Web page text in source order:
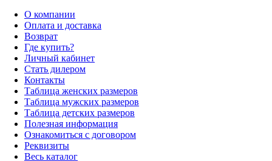
О компании
Оплата и доставка
Возврат
Где купить?
Личный кабинет
Стать дилером
Контакты
Таблица женских размеров
Таблица мужских размеров
Таблица детских размеров
Полезная информация
Ознакомиться с договором
Реквизиты
Весь каталог